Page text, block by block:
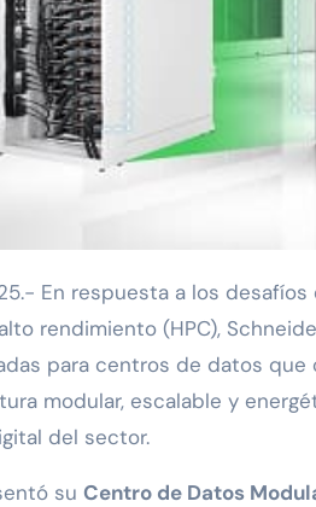
rendimiento (HPC),
para centros de datos
modular, escalable y
del sector.
su Centro de Datos